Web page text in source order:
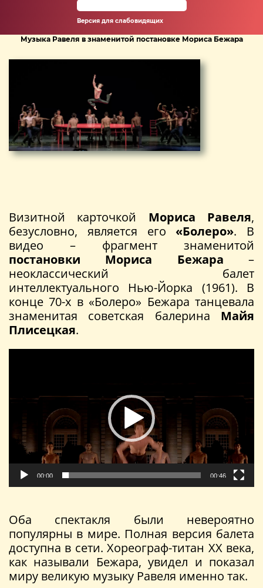
Версия для слабовидящих
Музыка Равеля в знаменитой постановке Мориса Бежара
Визитной карточкой Мориса Равеля,
безусловно, является его«Болеро». В
видео – фрагмент знаменитой
постановки Мориса Бежара –
неоклассический балет
интеллектуального Нью-Йорка (1961). В
конце 70-х в «Болеро» Бежара танцевала
знаменитая советская балерина Майя
Плисецкая.
00:00 00:46
Оба спектакля были невероятно
популярны в мире. Полная версия балета
доступна в сети. Хореограф-титан ХХ века,
как называли Бежара, увидел и показал
миру великую музыку Равеля именно так.